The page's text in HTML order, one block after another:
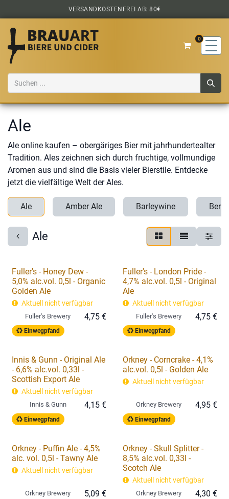
Zum Inhalt springenVERSANDKOSTENFREI AB: 80€
0
Ale
Ale online kaufen – obergäriges Bier mit jahrhundertealter
Tradition. Ales zeichnen sich durch fruchtige, vollmundige
Aromen aus und sind die Basis vieler Bierstile. Entdecke
jetzt die vielfältige Welt der Ales.
Ale Amber Ale Barleywine
Ale
Fuller's - Honey Dew -
5,0% alc.vol. 0,5l - Organic
Golden Ale
Aktuell nicht verfügbar
Fuller's Brewery 4,75€
Einwegpfand
Fuller's - London Pride -
4,7% alc.vol. 0,5l - Original
Ale
Aktuell nicht verfügbar
Fuller's Brewery 4,75€
Einwegpfand
Innis & Gunn - Original Ale
- 6,6% alc.vol. 0,33l -
Scottish Export Ale
Aktuell nicht verfügbar
Innis & Gunn 4,15€
Einwegpfand
Orkney - Corncrake - 4,1%
alc.vol. 0,5l - Golden Ale
Aktuell nicht verfügbar
Orkney Brewery 4,95€
Einwegpfand
Orkney - Puffin Ale - 4,5%
alc. vol. 0,5l - Tawny Ale
Aktuell nicht verfügbar
Orkney Brewery 5,09 €
Orkney - Skull Splitter -
8,5% alc.vol. 0,33l -
Scotch Ale
Aktuell nicht verfügbar
Orkney Brewery 4,30 €